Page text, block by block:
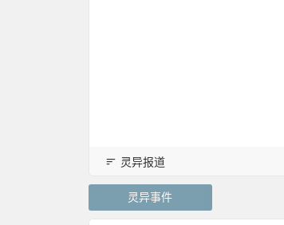
灵异报道
灵异事件